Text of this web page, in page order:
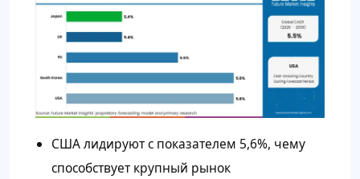
США лидируют с показателем 5,6%, чему
способствует крупный рынок